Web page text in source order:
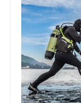
精品
攝影比賽
話題焦點
關於我們